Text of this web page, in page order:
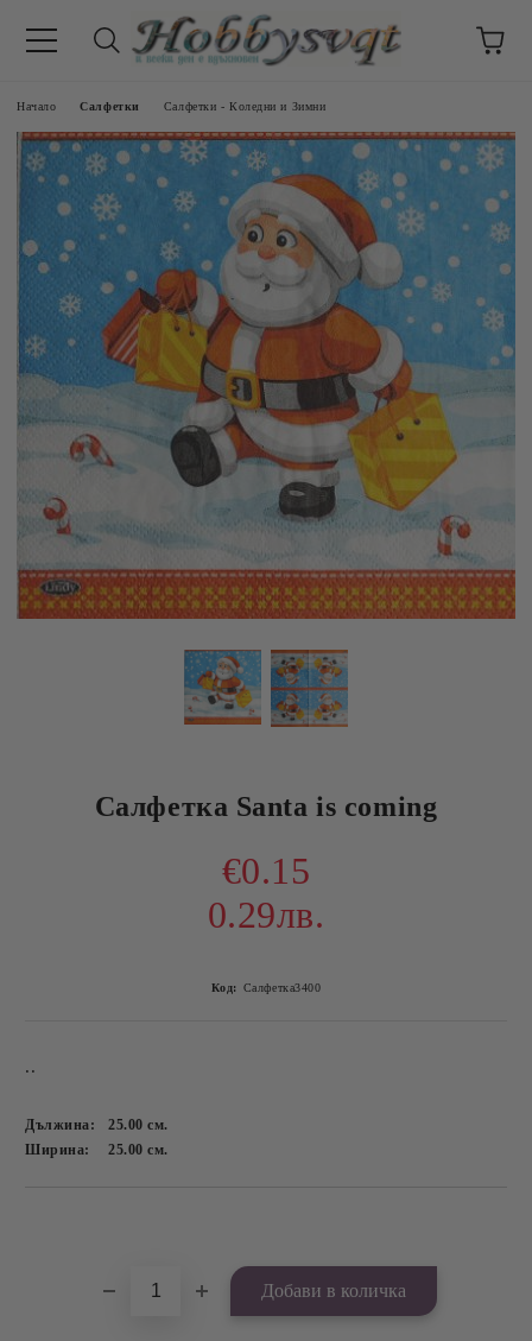
Начало Салфетки Салфетки - Коледни и Зимни
Салфетка Santa is coming
€0.15
0.29лв.
Код: Салфетка3400
..
Дължина: 25.00см.
Ширина:
25.00см.